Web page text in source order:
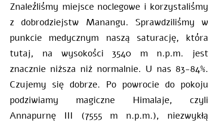
Znaleźliśmy miejsce noclegowe i korzystaliśmy
z dobrodziejstw Manangu. Sprawdziliśmy w
punkcie medycznym naszą saturację, która
tutaj, na wysokości 3540 m n.p.m. jest
znacznie niższa niż normalnie. U nas 83-84%.
Czujemy się dobrze. Po powrocie do pokoju
podziwiamy magiczne Himalaje, czyli
Annapurnę III (7555 m n.p.m.), niezwykłą